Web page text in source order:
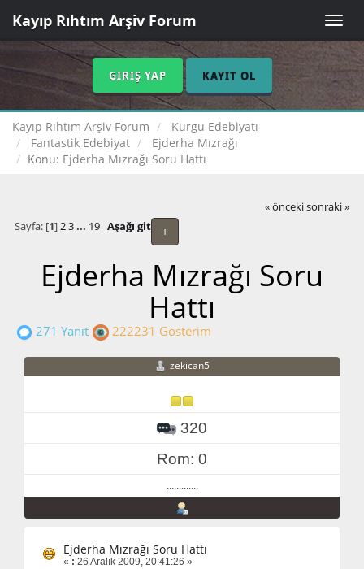
Toggle
Kayıp Rıhtım Arşiv Forum
GIRIŞ YAP KAYIT OL
Kayıp Rıhtım Arşiv Forum
Kurgu Edebiyatı
Fantastik Edebiyat
Ejderha Mızrağı
Konu: Ejderha Mızrağı Soru Hattı
« önceki sonraki »
+
Sayfa: [1]2 3 ... 19 Aşağı git
Ejderha Mızrağı Soru
Hattı
271 Yanıt 222231 Gösterim
zekican5
320
Rom: 0
.............
Ejderha Mızrağı Soru Hattı
« : 26 Aralık 2009, 20:41:26 »